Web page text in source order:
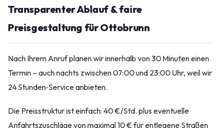
Transparenter Ablauf & faire
Preisgestaltung für Ottobrunn
Nach Ihrem Anruf planen wir innerhalb von 30 Minuten einen
Termin – auch nachts zwischen 07:00 und 23:00 Uhr, weil wir
24 Stunden‑Service anbieten.
Die Preisstruktur ist einfach: 40 €/Std. plus eventuelle
Anfahrtszuschläge von maximal 10 € für entlegene Straßen